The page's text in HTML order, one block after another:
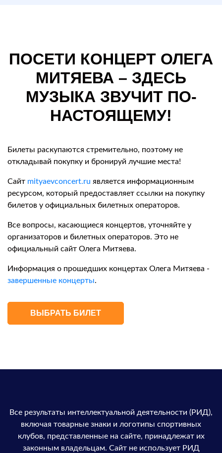
ПОСЕТИ КОНЦЕРТ ОЛЕГА
МИТЯЕВА – ЗДЕСЬ
МУЗЫКА ЗВУЧИТ ПО-
НАСТОЯЩЕМУ!
Билеты раскупаются стремительно, поэтому не
откладывай покупку и бронируй лучшие места!
Сайт mityaevconcert.ru является информационным
ресурсом, который предоставляет ссылки на покупку
билетов у официальных билетных операторов.
Все вопросы, касающиеся концертов, уточняйте у
организаторов и билетных операторов. Это не
официальный сайт Олега Митяева.
Информация о прошедших концертах Олега Митяева -
завершенные концерты.
ВЫБРАТЬ БИЛЕТ
Все результаты интеллектуальной деятельности (РИД),
включая товарные знаки и логотипы спортивных
клубов, представленные на сайте, принадлежат их
законным владельцам. Сайт не использует РИД